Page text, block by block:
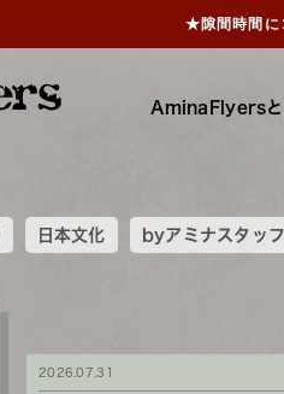
AminaFlyersと
日本文化 byアミナスタッフ
★隙間時間に
2026.07.31